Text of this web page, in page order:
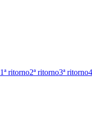
1ª ritorno2ª ritorno3ª ritorno